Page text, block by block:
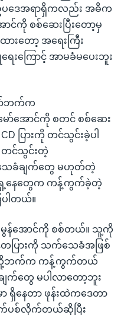
ဒေအရာရှိကလည်း အဓိက
ကို စစ်ဆေးပြီးတော့မှ
းတော့ အရေးကြီး
ကြောင့် အာမခံမပေးဘူး
ာ်ဘက်က
ာ်အောင်ကို စတင် စစ်ဆေး
ပြားကို တင်သွင်းခဲ့ပါ
တင်သွင်းတဲ့
ေခံချက်တွေ မဟုတ်တဲ့
နေတွေက ကန့်ကွက်ခဲ့တဲ့
ပါတယ်။
မွန်အောင်ကို စစ်တယ်။ သူ့ကို
ပြားကို သက်သေခံအဖြစ်
မတို့ဘက်က ကန့်ကွက်တယ်
က်တွေ မပါလာတော့ဘူး
ရှိနေတာ ဖုန်းထဲကဒေတာ
က်ပစ်လိုက်တယ်ဆိုပြီး